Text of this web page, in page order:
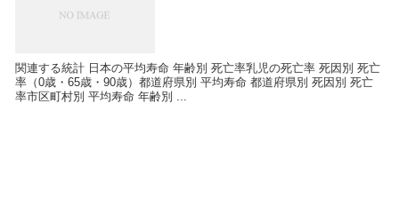
関連する統計 日本の平均寿命 年齢別 死亡率乳児の死亡率 死因別 死亡
率（0歳・65歳・90歳）都道府県別 平均寿命 都道府県別 死因別 死亡
率市区町村別 平均寿命 年齢別 ...